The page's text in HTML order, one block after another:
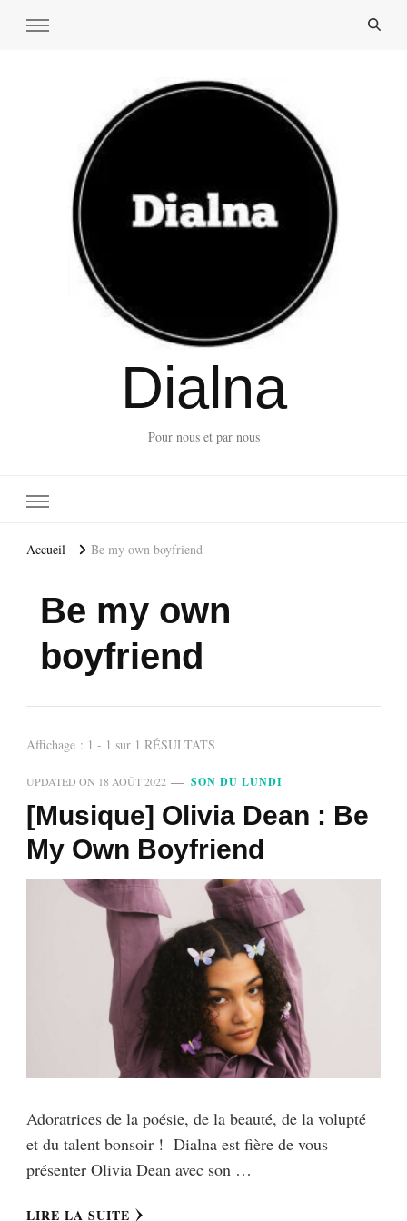
Dialna
Pour nous et par nous
Accueil Be my own boyfriend
Be my own
boyfriend
Affichage : 1 - 1 sur 1 RÉSULTATS
UPDATED ON 18 AOÛT 2022 SON DU LUNDI
[Musique] Olivia Dean : Be
My Own Boyfriend
Adoratrices de la poésie, de la beauté, de la volupté
et du talent bonsoir ! Dialna est fière de vous
présenter Olivia Dean avec son …
LIRE LA SUITE